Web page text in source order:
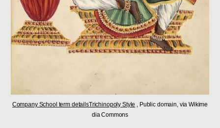
Company School term detailsTrichinopoly Style , Public domain, via Wikime
dia Commons